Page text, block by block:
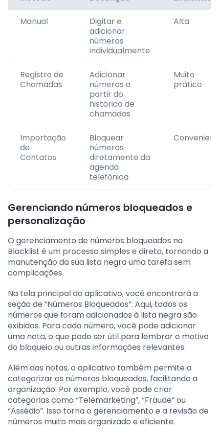
Manual
Digitar e
adicionar
números
individualmente
Alta
Registro de
Chamadas
Adicionar
números a
partir do
histórico de
chamadas
Muito
prático
Importação
de
Contatos
Bloquear
números
diretamente da
agenda
telefônica
Gerenciando números bloqueados e
personalização
O gerenciamento de números bloqueados no
Blacklist é um processo simples e direto, tornando a
manutenção da sua lista negra uma tarefa sem
complicações.
Na tela principal do aplicativo, você encontrará a
seção de “Números Bloqueados”. Aqui, todos os
números que foram adicionados à lista negra são
exibidos. Para cada número, você pode adicionar
uma nota, o que pode ser útil para lembrar o motivo
do bloqueio ou outras informações relevantes.
Além das notas, o aplicativo também permite a
categorizar os números bloqueados, facilitando a
organização. Por exemplo, você pode criar
categorias como “Telemarketing”, “Fraude” ou
“Assédio”. Isso torna o gerenciamento e a revisão de
números muito mais organizado e eficiente.